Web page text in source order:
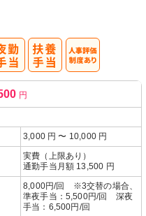
円
3,000 円 〜 10,000 円
実費（上限あり）
通勤手当月額 13,500 円
8,000円/回 ※3交替の場合、
準夜手当：5,500円/回 深夜
手当：6,500円/回